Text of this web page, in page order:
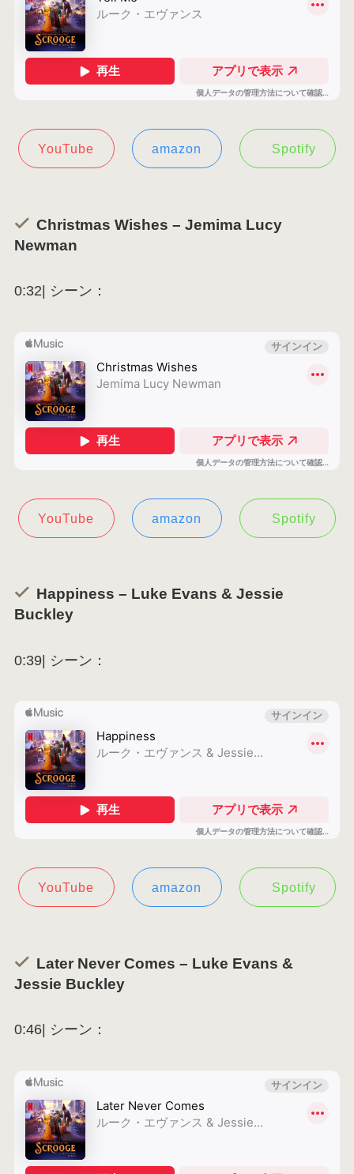
YouTube amazon Spotify
Christmas Wishes – Jemima Lucy
Newman
0:32| シーン：
YouTube amazon Spotify
Happiness – Luke Evans & Jessie
Buckley
0:39| シーン：
YouTube amazon Spotify
Later Never Comes – Luke Evans &
Jessie Buckley
0:46| シーン：